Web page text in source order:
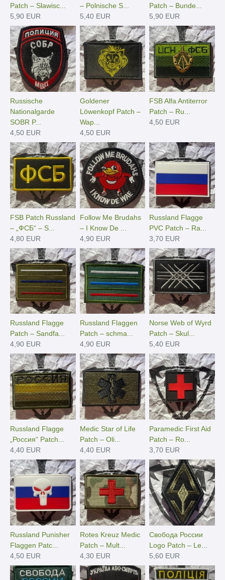
Patch – Slawisc...
5,90 EUR
– Polnische S...
5,40 EUR
Patch – Bunde...
5,90 EUR
Russische
Nationalgarde
SOBR P...
4,50 EUR
Goldener
Löwenkopf Patch –
Wap...
4,50 EUR
FSB Alfa Antiterror
Patch – Ru...
4,50 EUR
FSB Patch Russland
– „ФСБ“ – S...
4,80 EUR
Follow Me Brudahs
– I Know De ...
4,90 EUR
Russland Flagge
PVC Patch – Ra...
3,70 EUR
Russland Flagge
Patch – Sandfa...
4,90 EUR
Russland Flaggen
Patch – schma...
4,90 EUR
Norse Web of Wyrd
Patch – Skul...
5,40 EUR
Russland Flagge
„Россия“ Patch...
4,40 EUR
Medic Star of Life
Patch – Oli...
4,40 EUR
Paramedic First Aid
Patch – Ro...
3,70 EUR
Russland Punisher
Flaggen Patc...
4,50 EUR
Rotes Kreuz Medic
Patch – Mult...
4,30 EUR
Свобода России
Logo Patch – Le...
5,60 EUR